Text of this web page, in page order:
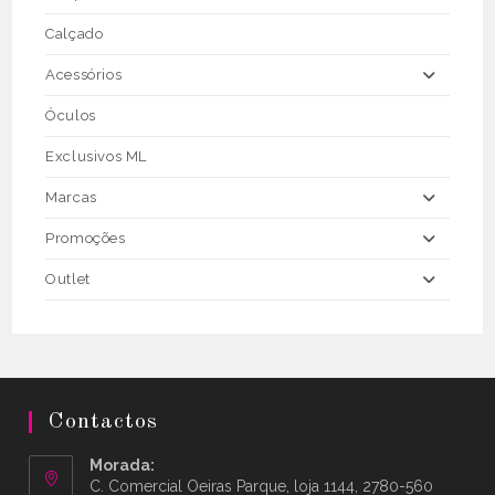
Calçado
Acessórios
Óculos
Exclusivos ML
Marcas
Promoções
Outlet
Contactos
Morada:
C. Comercial Oeiras Parque, loja 1144, 2780-560